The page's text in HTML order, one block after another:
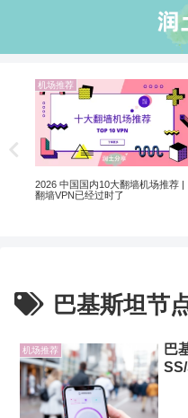
机场推荐
2026 中国国内10大翻墙机场推荐 |
翻墙VPN已经过时了
巴基斯坦节
机场推荐
巴